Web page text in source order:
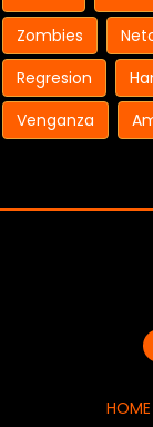
Zombies
Regresion
Venganza
HOME